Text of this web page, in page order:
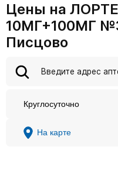
Цены на
10МГ+100МГ
Писцово
Круглосуточно
На карте